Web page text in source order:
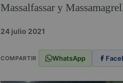
Massalfassar y
24 julio 2021
COMPARTIR WhatsApp